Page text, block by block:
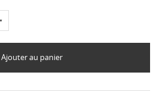
Ajouter au panier